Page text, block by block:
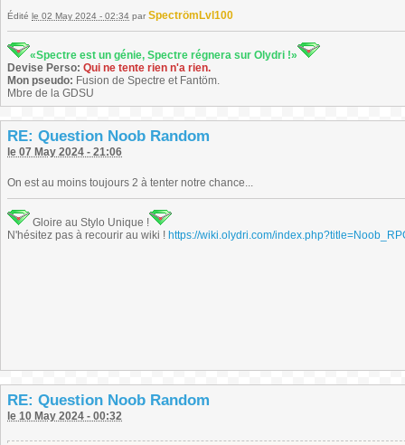
Édité le 02 May 2024 - 02:34 par SpectrömLvl100
«Spectre est un génie, Spectre régnera sur Olydri !»
Devise Perso: Qui ne tente rien n'a rien.
Mon pseudo: Fusion de Spectre et Fantöm.
Mbre de la GDSU
RE: Question Noob Random
le 07 May 2024 - 21:06
On est au moins toujours 2 à tenter notre chance...
Gloire au Stylo Unique !
N'hésitez pas à recourir au wiki ! https://wiki.olydri.com/
RE: Question Noob Random
le 10 May 2024 - 00:32